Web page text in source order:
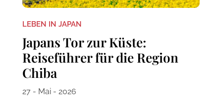
LEBEN IN JAPAN
Japans Tor zur Küste:
Reiseführer für die Region
Chiba
27 - Mai - 2026